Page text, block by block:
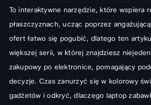
To interaktywne narzędzie, które wspiera
płaszczyznach, ucząc poprzez
ofert łatwo się pogubić, dlatego ten
większej serii, w której znajdziesz niejeden
zakupowy po elektronice, pomagający
decyzje. Czas zanurzyć się w kolorowy
gadżetów i odkryć, dlaczego laptop